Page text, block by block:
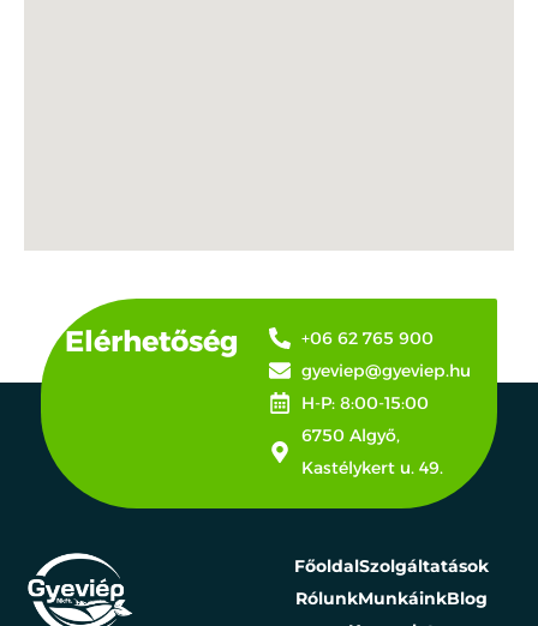
Elérhetőség
+06 62 765 900
gyeviep@gyeviep.hu
H-P: 8:00-15:00
6750 Algyő,
Kastélykert u. 49.
FőoldalSzolgáltatások
RólunkMunkáinkBlog